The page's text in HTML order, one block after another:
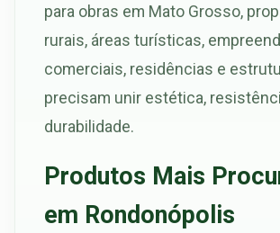
para obras em Mato Grosso,
rurais, áreas turísticas,
comerciais, residências e
precisam unir estética,
durabilidade.
Produtos Mais
em Rondonópolis